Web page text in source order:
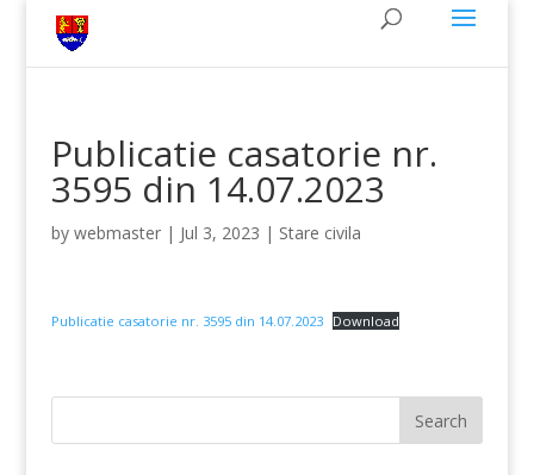
Publicatie casatorie nr.
3595 din 14.07.2023
by webmaster| Jul 3, 2023 | Stare civila
Publicatie casatorie nr. 3595 din 14.07.2023 Download